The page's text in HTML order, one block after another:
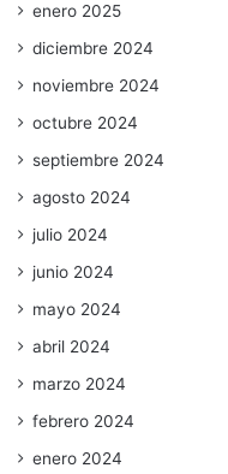
enero 2025
diciembre 2024
noviembre 2024
octubre 2024
septiembre 2024
agosto 2024
julio 2024
junio 2024
mayo 2024
abril 2024
marzo 2024
febrero 2024
enero 2024